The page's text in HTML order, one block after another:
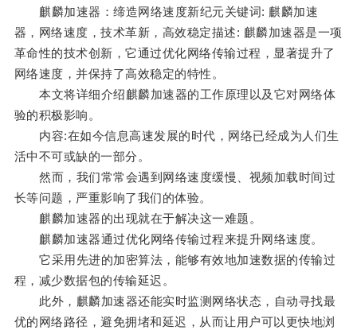
麒麟加速器：缔造网络速度新纪元关键词: 麒麟加速
器，网络速度，技术革新，高效稳定描述: 麒麟加速器是一项
革命性的技术创新，它通过优化网络传输过程，显著提升了
网络速度，并保持了高效稳定的特性。
本文将详细介绍麒麟加速器的工作原理以及它对网络体
验的积极影响。
内容:在如今信息高速发展的时代，网络已经成为人们生
活中不可或缺的一部分。
然而，我们常常会遇到网络速度缓慢、视频加载时间过
长等问题，严重影响了我们的体验。
麒麟加速器的出现就在于解决这一难题。
麒麟加速器通过优化网络传输过程来提升网络速度。
它采用先进的加密算法，能够有效地加速数据的传输过
程，减少数据包的传输延迟。
此外，麒麟加速器还能实时监测网络状态，自动寻找最
优的网络路径，避免拥堵和延迟，从而让用户可以更快地浏